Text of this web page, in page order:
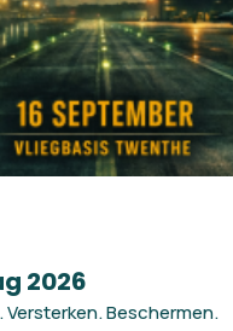
2026
Versterken. Beschermen.